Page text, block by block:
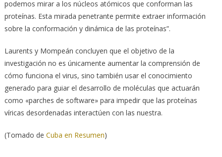
podemos mirar a los núcleos atómicos que conforman las
proteínas. Esta mirada penetrante permite extraer información
sobre la conformación y dinámica de las proteínas”.
Laurents y Mompeán concluyen que el objetivo de la
investigación no es únicamente aumentar la comprensión de
cómo funciona el virus, sino también usar el conocimiento
generado para guiar el desarrollo de moléculas que actuarán
como «parches de software» para impedir que las proteínas
víricas desordenadas interactúen con las nuestra.
(Tomado de Cuba en Resumen)